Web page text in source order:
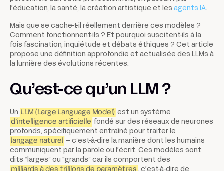
l’éducation, la santé, la création artistique et les agents IA.
Mais que se cache-t-il réellement derrière ces modèles ?
Comment fonctionnent-ils ? Et pourquoi suscitent-ils à la
fois fascination, inquiétude et débats éthiques ? Cet article
propose une définition approfondie et actualisée des LLMs à
la lumière des évolutions récentes.
Qu’est-ce qu’un LLM ?
Un LLM (Large Language Model) est un système
d’intelligence artificielle fondé sur des réseaux de neurones
profonds, spécifiquement entraîné pour traiter le
langage naturel – c’est-à-dire la manière dont les humains
communiquent par la parole ou l’écrit. Ces modèles sont
dits “larges” ou “grands” car ils comportent des